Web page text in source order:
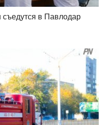
съедутся в Павлодар